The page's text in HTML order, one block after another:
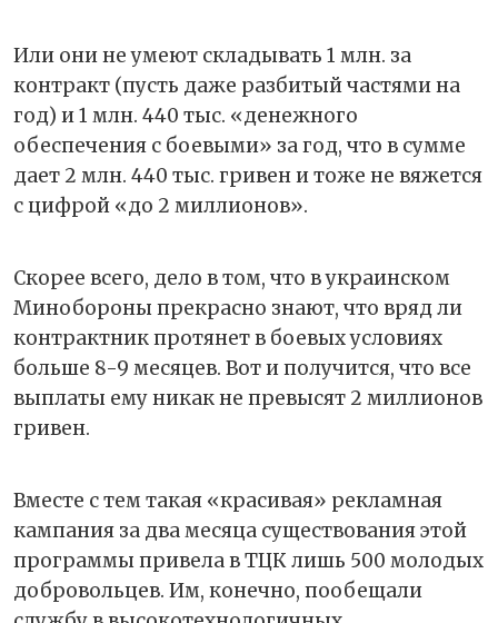
Или они не умеют складывать 1 млн. за
контракт (пусть даже разбитый частями на
год) и 1 млн. 440 тыс. «денежного
обеспечения с боевыми» за год, что в сумме
дает 2 млн. 440 тыс. гривен и тоже не вяжется
с цифрой «до 2 миллионов».
Скорее всего, дело в том, что в украинском
Минобороны прекрасно знают, что вряд ли
контрактник протянет в боевых условиях
больше 8-9 месяцев. Вот и получится, что все
выплаты ему никак не превысят 2 миллионов
гривен.
Вместе с тем такая «красивая» рекламная
кампания за два месяца существования этой
программы привела в ТЦК лишь 500 молодых
добровольцев. Им, конечно, пообещали